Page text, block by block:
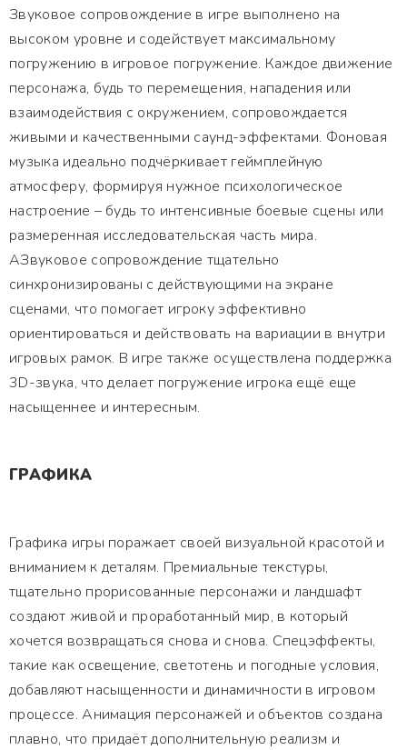
Звуковое сопровождение в игре выполнено на
высоком уровне и содействует максимальному
погружению в игровое погружение. Каждое движение
персонажа, будь то перемещения, нападения или
взаимодействия с окружением, сопровождается
живыми и качественными саунд-эффектами. Фоновая
музыка идеально подчёркивает геймплейную
атмосферу, формируя нужное психологическое
настроение – будь то интенсивные боевые сцены или
размеренная исследовательская часть мира.
АЗвуковое сопровождение тщательно
синхронизированы с действующими на экране
сценами, что помогает игроку эффективно
ориентироваться и действовать на вариации в внутри
игровых рамок. В игре также осуществлена поддержка
3D-звука, что делает погружение игрока ещё еще
насыщеннее и интересным.
ГРАФИКА
Графика игры поражает своей визуальной красотой и
вниманием к деталям. Премиальные текстуры,
тщательно прорисованные персонажи и ландшафт
создают живой и проработанный мир, в который
хочется возвращаться снова и снова. Спецэффекты,
такие как освещение, светотень и погодные условия,
добавляют насыщенности и динамичности в игровом
процессе. Анимация персонажей и объектов создана
плавно, что придаёт дополнительную реализм и